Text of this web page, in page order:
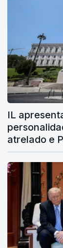
IL
atrelado e